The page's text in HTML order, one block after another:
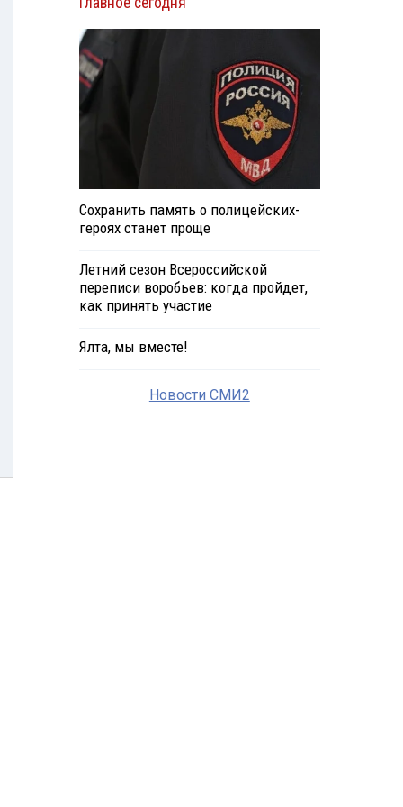
Сохранить память о полицейских-
героях станет проще
Летний сезон Всероссийской
переписи воробьев: когда пройдет,
как принять участие
Ялта, мы вместе!
Новости СМИ2